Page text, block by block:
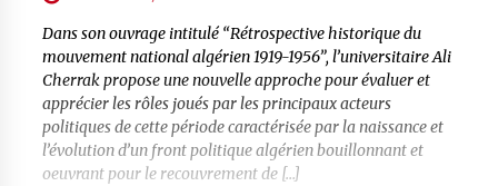
Dans son ouvrage intitulé “Rétrospective historique du
mouvement national algérien 1919-1956”, l’universitaire Ali
Cherrak propose une nouvelle approche pour évaluer et
apprécier les rôles joués par les principaux acteurs
politiques de cette période caractérisée par la naissance et
l’évolution d’un front politique algérien bouillonnant et
oeuvrant pour le recouvrement de […]